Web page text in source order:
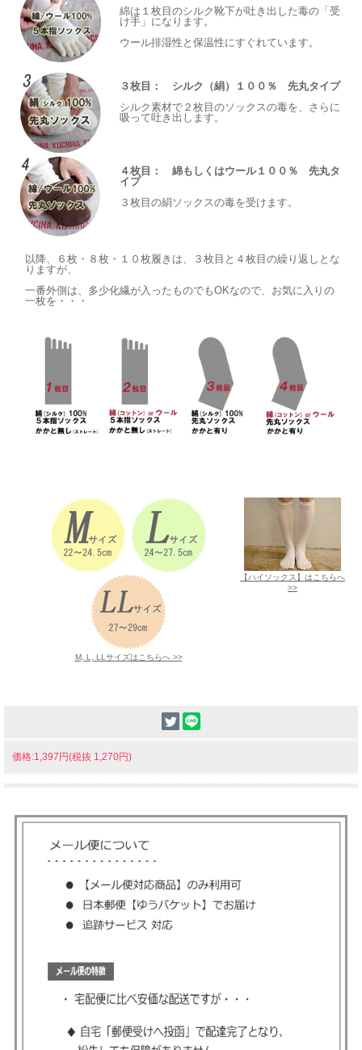
綿は１枚目のシルク靴下が吐き出した毒の「受
け手」になります。
ウール排湿性と保温性にすぐれています。
３枚目： シルク（絹）１００％ 先丸タイプ
シルク素材で２枚目のソックスの毒を、さらに
吸って吐き出します。
４枚目： 綿もしくはウール１００％ 先丸タ
イプ
３枚目の絹ソックスの毒を受けます。
以降、６枚・８枚・１０枚履きは、３枚目と４枚目の繰り返しとな
りますが、
一番外側は、多少化繊が入ったものでもOKなので、お気に入りの
一枚を・・・
M, L, LLサイズはこちらへ >>
【ハイソックス】はこちらへ
>>
価格:1,397円(税抜 1,270円)